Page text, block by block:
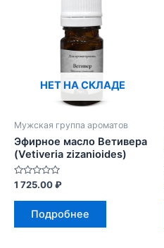
НЕТ НА СКЛАДЕ
Мужская группа ароматов
Эфирное масло Ветивера
(Vetiveria zizanioides)
Оценка
0
из
1 725.00₽
Подробнее